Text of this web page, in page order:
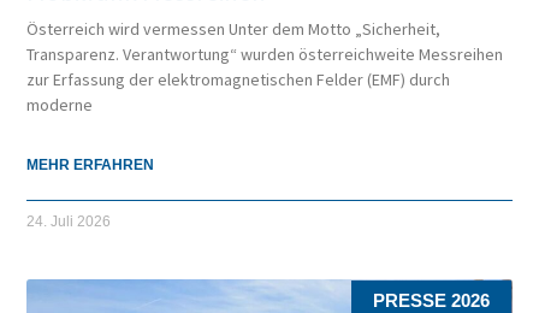
Österreich wird vermessen Unter dem Motto „Sicherheit,
Transparenz. Verantwortung“ wurden österreichweite Messreihen
zur Erfassung der elektromagnetischen Felder (EMF) durch
moderne
MEHR ERFAHREN
24. Juli 2026
PRESSE 2026